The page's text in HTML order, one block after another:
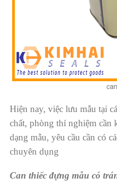
Hiện nay, việc lưu mẫu tại
chất, phòng thí nghiệm cần
dạng mẫu, yêu cầu cần có
chuyên dụng
Can thiếc đựng mẫu có